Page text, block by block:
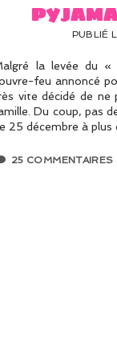
PUBLIÉ
la levée du «
feu annoncé
vite décidé de ne
Du coup, pas
25 décembre à
25 COMMENTAIRES